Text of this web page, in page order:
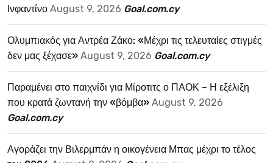
Ινφαντίνο August 9, 2026 Goal.com.cy
Ολυμπιακός για Αντρέα Ζάκο: «Μέχρι τις τελευταίες στιγμές
δεν μας ξέχασε» August 9, 2026 Goal.com.cy
Παραμένει στο παιχνίδι για Μίροτιτς ο ΠΑΟΚ – Η εξέλιξη
που κρατά ζωντανή την «βόμβα» August 9, 2026
Goal.com.cy
Αγοράζει την Βιλερμπάν η οικογένεια Μπας μέχρι το τέλος